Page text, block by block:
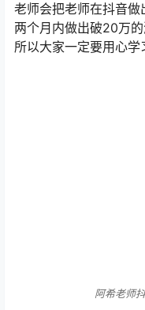
老师会把老师在抖音
两个月内做出破20万
所以大家一定要用心学